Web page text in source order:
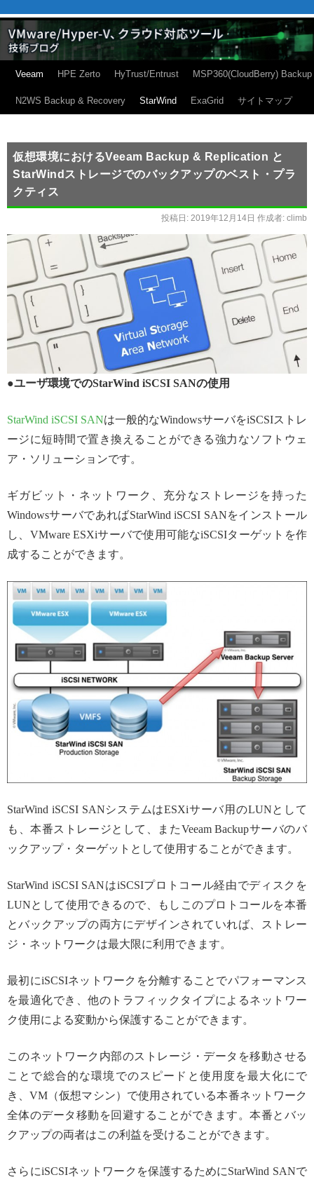
Veeam HPE Zerto HyTrust/Entrust MSP360(CloudBerry) Backup
N2WS Backup & Recovery StarWind ExaGrid サイトマップ
仮想環境におけるVeeam Backup & Replication と
StarWindストレージでのバックアップのベスト・プラ
クティス
投稿日: 2019年12月14日 作成者: climb
●ユーザ環境でのStarWind iSCSI SANの使用
StarWind iSCSI SANは一般的なWindowsサーバをiSCSIストレ
ージに短時間で置き換えることができる強力なソフトウェ
ア・ソリューションです。
ギガビット・ネットワーク、充分なストレージを持った
WindowsサーバであればStarWind iSCSI SANをインストール
し、VMware ESXiサーバで使用可能なiSCSIターゲットを作
成することができます。
StarWind iSCSI SANシステムはESXiサーバ用のLUNとして
も、本番ストレージとして、またVeeam Backupサーバのバ
ックアップ・ターゲットとして使用することができます。
StarWind iSCSI SANはiSCSIプロトコール経由でディスクを
LUNとして使用できるので、もしこのプロトコールを本番
とバックアップの両方にデザインされていれば、ストレー
ジ・ネットワークは最大限に利用できます。
最初にiSCSIネットワークを分離することでパフォーマンス
を最適化でき、他のトラフィックタイプによるネットワー
ク使用による変動から保護することができます。
このネットワーク内部のストレージ・データを移動させる
ことで総合的な環境でのスピードと使用度を最大化にで
き、VM（仮想マシン）で使用されている本番ネットワーク
全体のデータ移動を回避することができます。本番とバッ
クアップの両者はこの利益を受けることができます。
さらにiSCSIネットワークを保護するためにStarWind SANで